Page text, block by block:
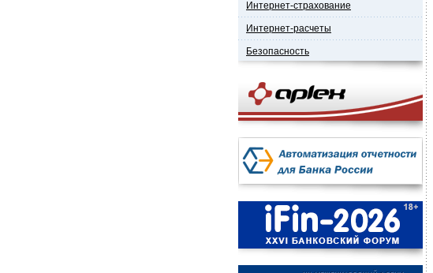
Интернет-страхование
Интернет-расчеты
Безопасность